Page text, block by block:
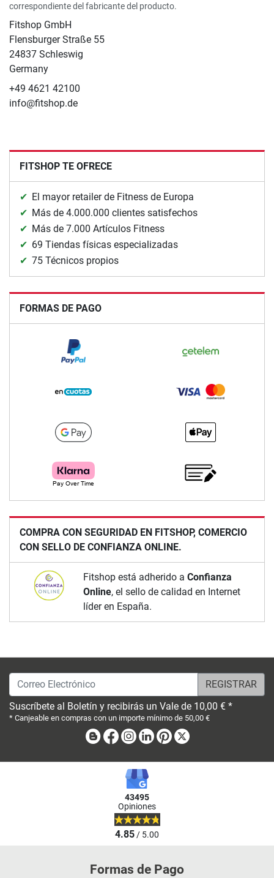
correspondiente del fabricante del producto.
Fitshop GmbH
Flensburger Straße 55
24837 Schleswig
Germany
+49 4621 42100
info@fitshop.de
FITSHOP TE OFRECE
El mayor retailer de Fitness de Europa
Más de 4.000.000 clientes satisfechos
Más de 7.000 Artículos Fitness
69 Tiendas físicas especializadas
75 Técnicos propios
FORMAS DE PAGO
COMPRA CON SEGURIDAD EN FITSHOP, COMERCIO
CON SELLO DE CONFIANZA ONLINE.
Fitshop está adherido a Confianza
Online, el sello de calidad en Internet
líder en España.
Correo Electrónico
Suscríbete al Boletín y recibirás un Vale de 10,00 € *
* Canjeable en compras con un importe mínimo de 50,00 €
BlogFacebook
Instagram
LinkedinPinterest
43495
Opiniones
4.85/ 5.00
Formas de Pago